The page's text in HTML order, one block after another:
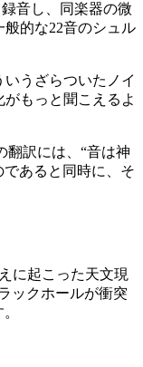
音し、同楽器の微
的な22音のシュル
うざらついたノイ
もっと聞こえるよ
翻訳には、“音は神
あると同時に、そ
に起こった天文現
ックホールが衝突